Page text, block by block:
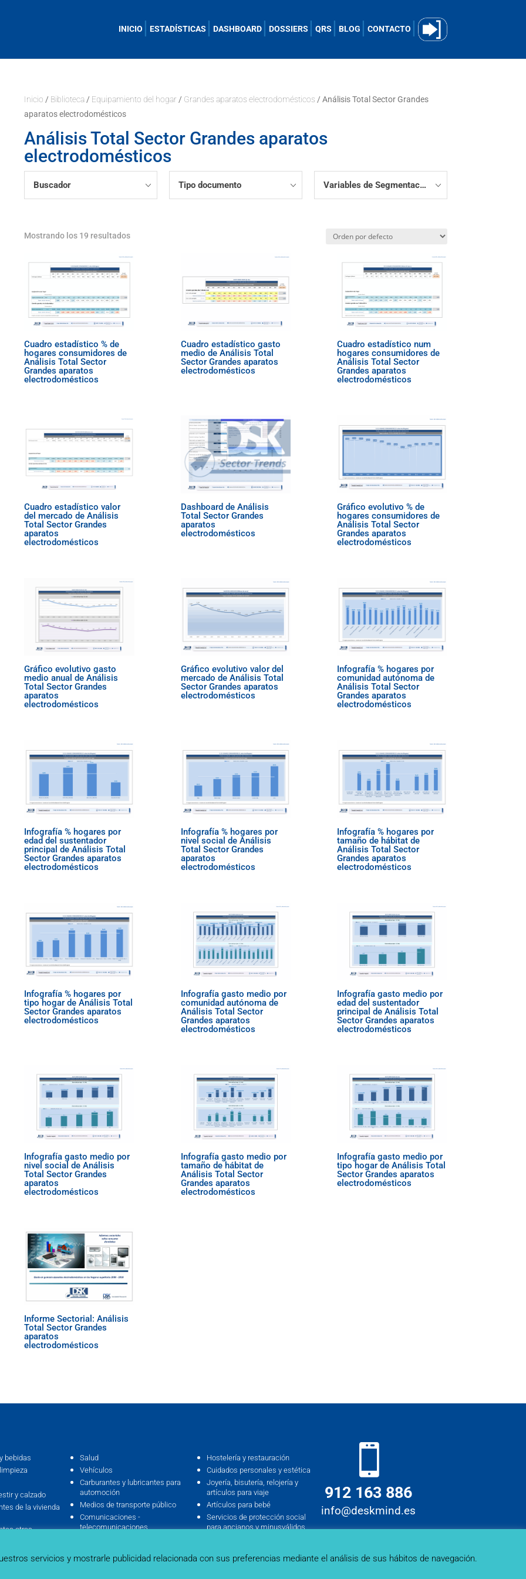
INICIO ESTADÍSTICAS DASHBOARD DOSSIERS QRS BLOG CONTACTO
Inicio / Biblioteca / Equipamiento del hogar / Grandes aparatos electrodomésticos / Análisis Total Sector Grandes
aparatos electrodomésticos
Análisis Total Sector Grandes aparatos
electrodomésticos
Buscador Tipo documento Variables de Segmentación
Mostrando los 19 resultados
Cuadro estadístico % de
hogares consumidores de
Análisis Total Sector
Grandes aparatos
electrodomésticos
Cuadro estadístico gasto
medio de Análisis Total
Sector Grandes aparatos
electrodomésticos
Cuadro estadístico num
hogares consumidores de
Análisis Total Sector
Grandes aparatos
electrodomésticos
Cuadro estadístico valor
del mercado de Análisis
Total Sector Grandes
aparatos
electrodomésticos
Dashboard de Análisis
Total Sector Grandes
aparatos
electrodomésticos
Gráfico evolutivo % de
hogares consumidores de
Análisis Total Sector
Grandes aparatos
electrodomésticos
Gráfico evolutivo gasto
medio anual de Análisis
Total Sector Grandes
aparatos
electrodomésticos
Gráfico evolutivo valor del
mercado de Análisis Total
Sector Grandes aparatos
electrodomésticos
Infografía % hogares por
comunidad autónoma de
Análisis Total Sector
Grandes aparatos
electrodomésticos
Infografía % hogares por
edad del sustentador
principal de Análisis Total
Sector Grandes aparatos
electrodomésticos
Infografía % hogares por
nivel social de Análisis
Total Sector Grandes
aparatos
electrodomésticos
Infografía % hogares por
tamaño de hábitat de
Análisis Total Sector
Grandes aparatos
electrodomésticos
Infografía % hogares por
tipo hogar de Análisis Total
Sector Grandes aparatos
electrodomésticos
Infografía gasto medio por
comunidad autónoma de
Análisis Total Sector
Grandes aparatos
electrodomésticos
Infografía gasto medio por
edad del sustentador
principal de Análisis Total
Sector Grandes aparatos
electrodomésticos
Infografía gasto medio por
nivel social de Análisis
Total Sector Grandes
aparatos
electrodomésticos
Infografía gasto medio por
tamaño de hábitat de
Análisis Total Sector
Grandes aparatos
electrodomésticos
Infografía gasto medio por
tipo hogar de Análisis Total
Sector Grandes aparatos
electrodomésticos
Informe Sectorial: Análisis
Total Sector Grandes
aparatos
electrodomésticos
bebidas
y calzado
de la vivienda
otras
Salud
Vehículos
Carburantes y lubricantes para
automoción
Medios de transporte público
Comunicaciones -
telecomunicaciones
Hostelería y restauración
Cuidados personales y estética
Joyería, bisutería, relojería y
artículos para viaje
Artículos para bebé
Servicios de protección social
para ancianos y minusválidos
912 163 886
info@deskmind.es
servicios y mostrarle publicidad relacionada con sus preferencias mediante el análisis de sus hábitos de navegación.